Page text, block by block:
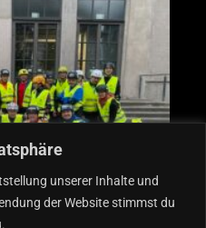
unserer Inhalte und
der Website stimmst du